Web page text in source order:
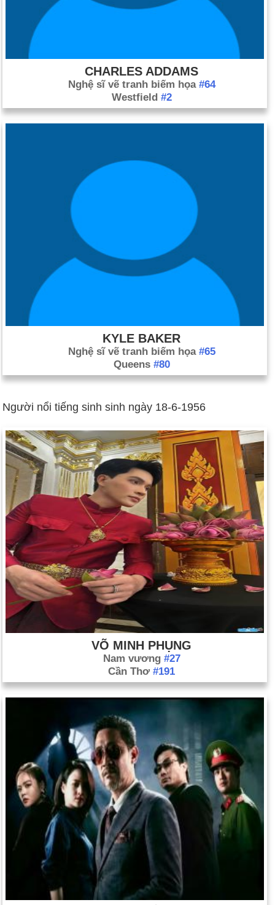
CHARLES ADDAMS
Nghệ sĩ vẽ tranh biếm họa #64
Westfield #2
KYLE BAKER
Nghệ sĩ vẽ tranh biếm họa #65
Queens #80
Người nổi tiếng sinh sinh ngày 18-6-1956
VÕ MINH PHỤNG
Nam vương #27
Cần Thơ #191